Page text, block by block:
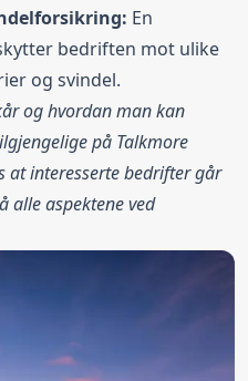
En
bedriften mot ulike
og svindel.
og hvordan man kan
på Talkmore
at interesserte bedrifter går
alle aspektene ved